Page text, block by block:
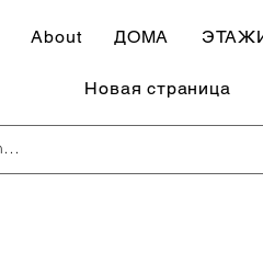
About ДОМА
Новая страница